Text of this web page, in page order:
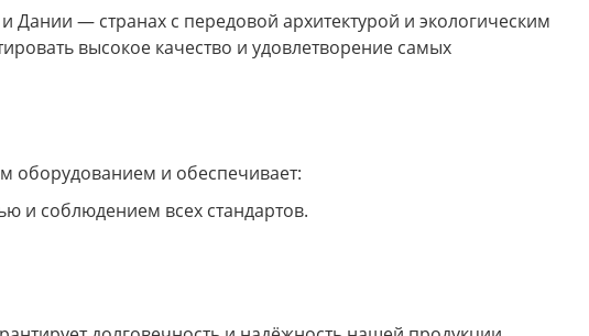
— странах с передовой архитектурой и экологическим
высокое качество и удовлетворение самых
оборудованием и обеспечивает:
и соблюдением всех стандартов.